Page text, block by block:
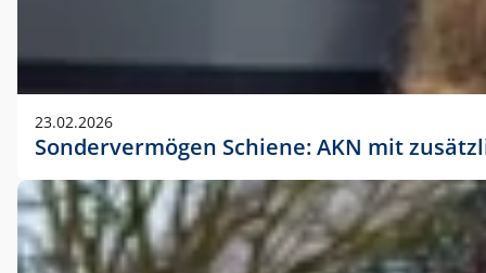
23.02.2026
Sondervermögen Schiene: AKN mit